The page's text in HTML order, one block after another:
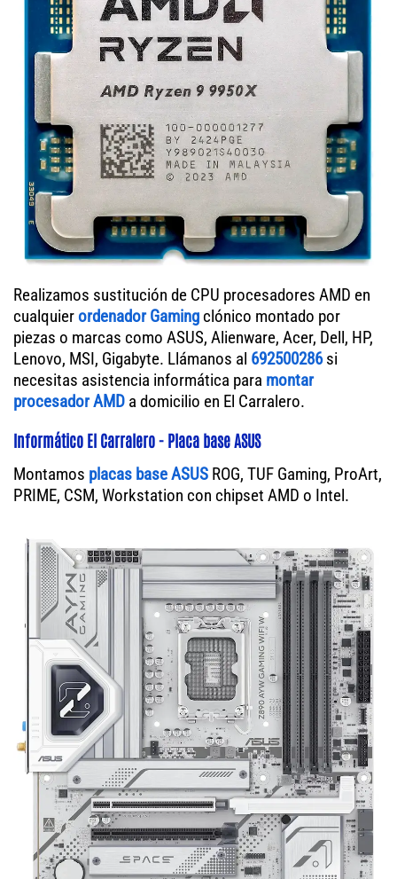
Realizamos sustitución de CPU procesadores AMD en
cualquierordenador Gaming clónico montado por
piezas o marcas como ASUS, Alienware, Acer, Dell, HP,
Lenovo, MSI, Gigabyte. Llámanos al 692500286si
necesitas asistencia informática para montar
procesador AMD a domicilio en El Carralero.
Informático El Carralero - Placa base ASUS
Montamos placas base ASUS ROG, TUF Gaming, ProArt,
PRIME, CSM, Workstation con chipset AMD o Intel.